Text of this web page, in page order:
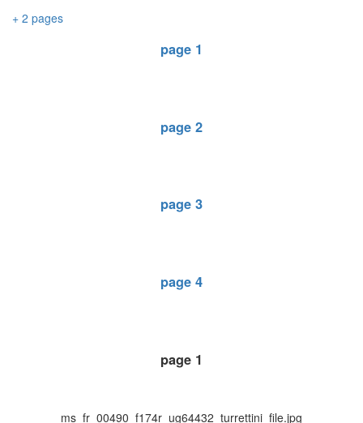
+ 2 pages
page 1
page 2
page 3
page 4
page 1
ms_fr_00490_f174r_ug64432_turrettini_file.jpg